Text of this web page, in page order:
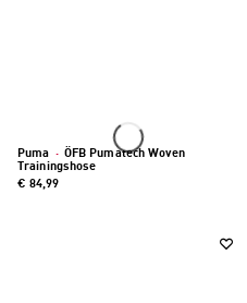
Puma · ÖFB Pumatech Woven
Trainingshose
€ 84,99